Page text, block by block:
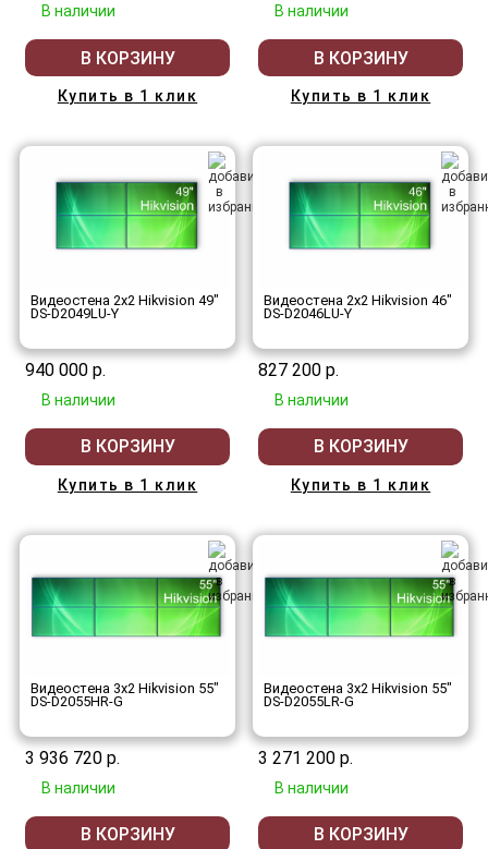
В наличии
В КОРЗИНУ
Купить в 1 клик
В наличии
В КОРЗИНУ
Купить в 1 клик
Видеостена 2x2 Hikvision 49"
DS-D2049LU-Y
940 000 р.
В наличии
В КОРЗИНУ
Купить в 1 клик
Видеостена 2x2 Hikvision 46"
DS-D2046LU-Y
827 200 р.
В наличии
В КОРЗИНУ
Купить в 1 клик
Видеостена 3x2 Hikvision 55"
DS-D2055HR-G
3 936 720 р.
В наличии
В КОРЗИНУ
Видеостена 3x2 Hikvision 55"
DS-D2055LR-G
3 271 200 р.
В наличии
В КОРЗИНУ